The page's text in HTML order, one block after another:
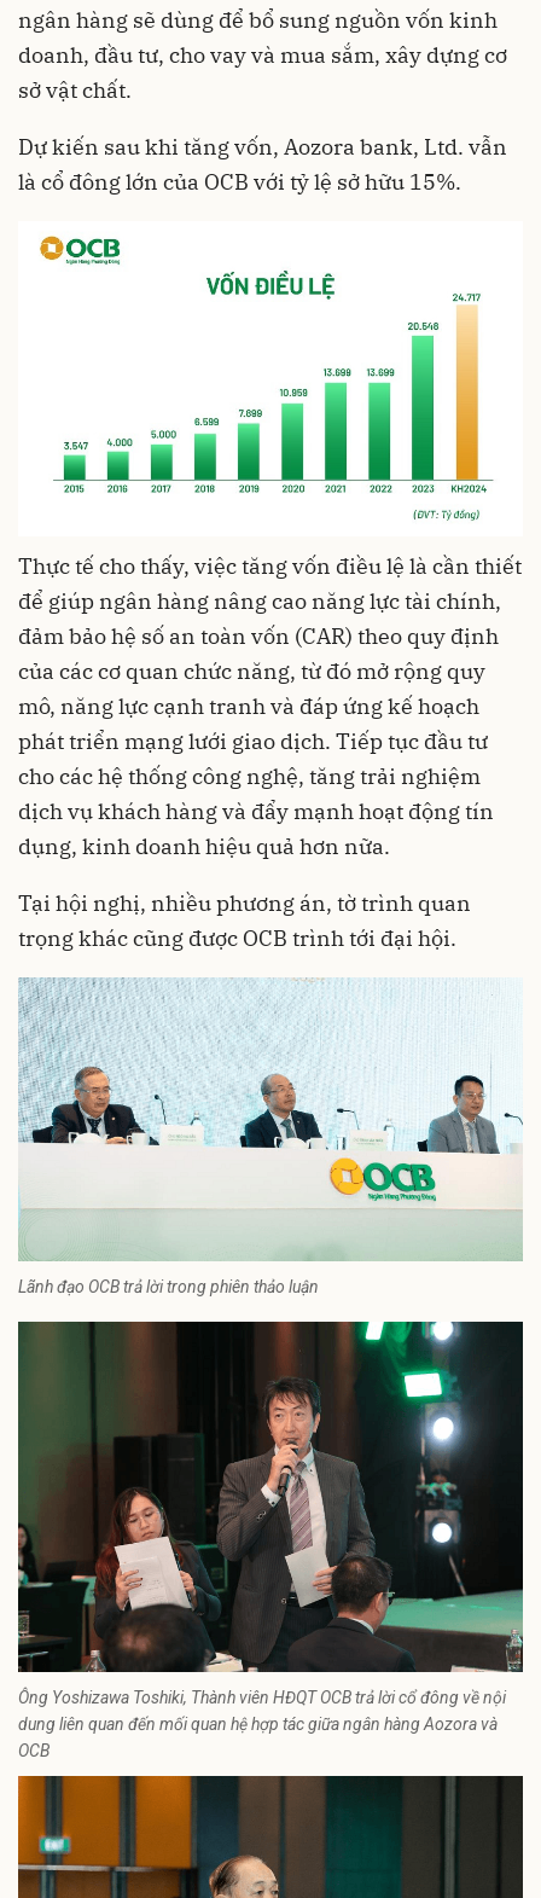
ngân hàng sẽ dùng để bổ sung nguồn vốn kinh
doanh, đầu tư, cho vay và mua sắm, xây dựng cơ
sở vật chất.
Dự kiến sau khi tăng vốn, Aozora bank, Ltd. vẫn
là cổ đông lớn của OCB với tỷ lệ sở hữu 15%.
Thực tế cho thấy, việc tăng vốn điều lệ là cần thiết
để giúp ngân hàng nâng cao năng lực tài chính,
đảm bảo hệ số an toàn vốn (CAR) theo quy định
của các cơ quan chức năng, từ đó mở rộng quy
mô, năng lực cạnh tranh và đáp ứng kế hoạch
phát triển mạng lưới giao dịch. Tiếp tục đầu tư
cho các hệ thống công nghệ, tăng trải nghiệm
dịch vụ khách hàng và đẩy mạnh hoạt động tín
dụng, kinh doanh hiệu quả hơn nữa.
Tại hội nghị, nhiều phương án, tờ trình quan
trọng khác cũng được OCB trình tới đại hội.
Lãnh đạo OCB trả lời trong phiên thảo luận
Ông Yoshizawa Toshiki, Thành viên HĐQT OCB trả lời cổ đông về nội
dung liên quan đến mối quan hệ hợp tác giữa ngân hàng Aozora và
OCB